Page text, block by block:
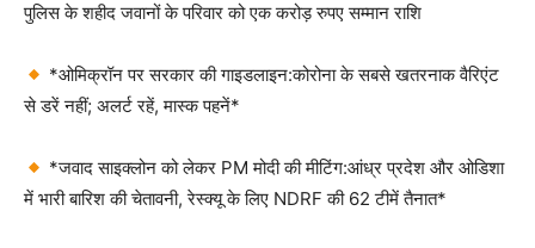
पुलिस के शहीद जवानों के परिवार को एक करोड़ रुपए सम्मान राशि
*ओमिक्रॉन पर सरकार की गाइडलाइन:कोरोना के सबसे खतरनाक वैरिएंट
से डरें नहीं; अलर्ट रहें, मास्क पहनें*
*जवाद साइक्लोन को लेकर PM मोदी की मीटिंग:आंध्र प्रदेश और ओडिशा
में भारी बारिश की चेतावनी, रेस्क्यू के लिए NDRF की 62 टीमें तैनात*